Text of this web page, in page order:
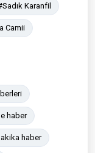
Karanfil
Camii
haber
haber